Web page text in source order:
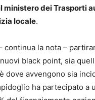
ministero dei Trasporti
locale.
continua la nota –
black point, sia
dove avvengono sia
ha partecipato a